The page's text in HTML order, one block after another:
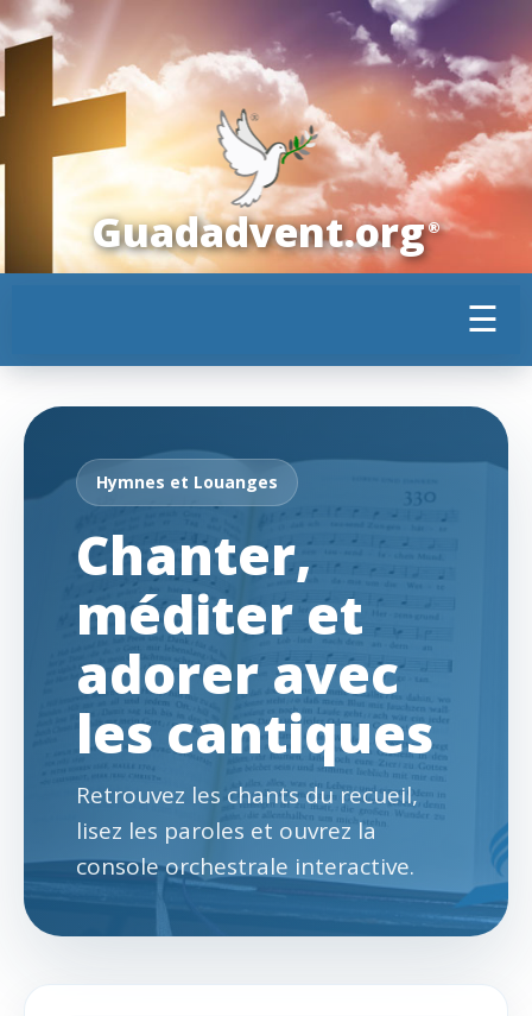
Guadadvent.org®
☰
Hymnes et Louanges
Chanter,
méditer et
adorer avec
les cantiques
Retrouvez les chants du recueil,
lisez les paroles et ouvrez la
console orchestrale interactive.